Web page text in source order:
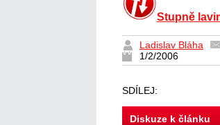
Stupně
Ladislav Bláha
1/2/2006
SDÍLEJ:
Diskuze k článku